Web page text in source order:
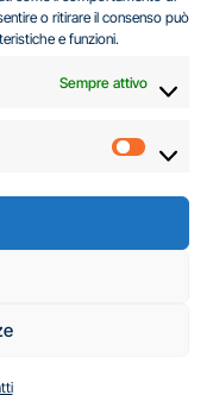
o ritirare il consenso può
e funzioni.
Sempre attivo
i diritti riservati
Italus